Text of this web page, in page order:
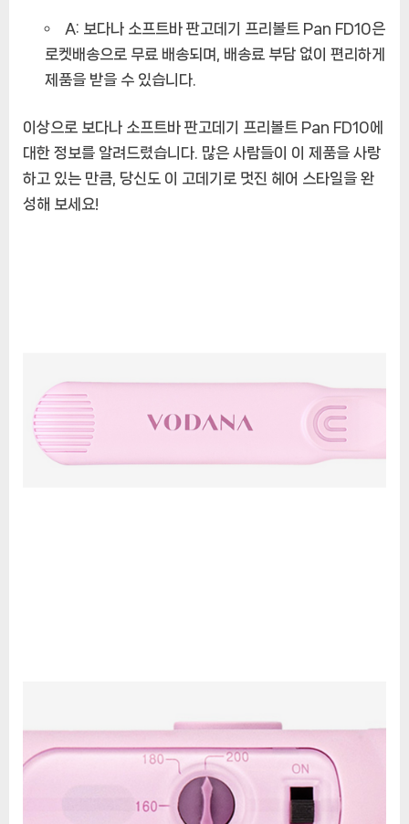
A: 보다나 소프트바 판고데기 프리볼트 Pan FD10은
로켓배송으로 무료 배송되며, 배송료 부담 없이 편리하게
제품을 받을 수 있습니다.
이상으로 보다나 소프트바 판고데기 프리볼트 Pan FD10에
대한 정보를 알려드렸습니다. 많은 사람들이 이 제품을 사랑
하고 있는 만큼, 당신도 이 고데기로 멋진 헤어 스타일을 완
성해 보세요!